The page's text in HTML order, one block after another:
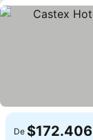
De $172.406